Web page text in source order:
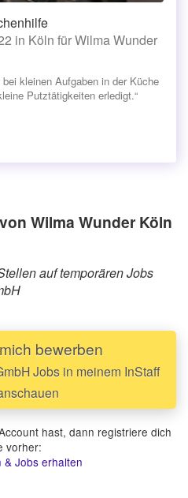
in Köln für Wilma Wunder
kleinen Aufgaben in der Küche
Putztätigkeiten erledigt.“
Wilma Wunder Köln
auf temporären Jobs
bewerben
Jobs in meinem InStaff
hast, dann registriere dich
vorher:
& Jobs erhalten